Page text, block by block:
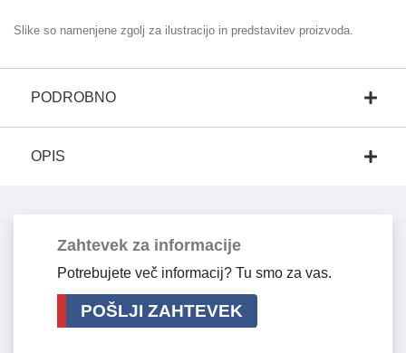
Slike so namenjene zgolj za ilustracijo in predstavitev proizvoda.
PODROBNO
OPIS
Zahtevek za informacije
Potrebujete več informacij? Tu smo za vas.
POŠLJI ZAHTEVEK